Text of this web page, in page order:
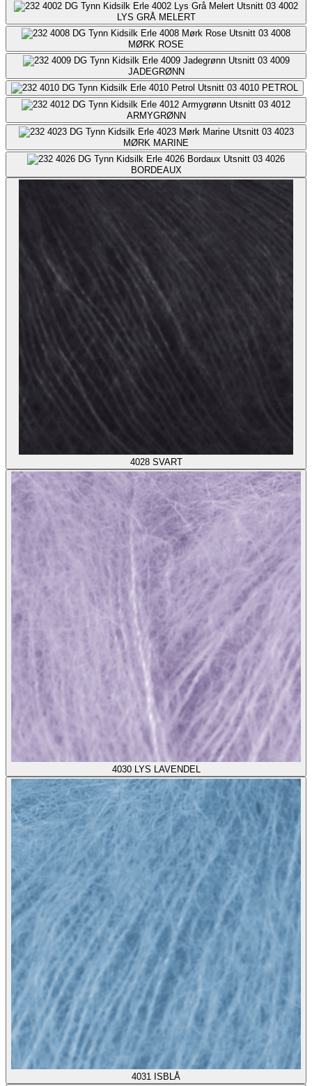
4002
LYS GRÅ MELERT
4008
MØRK ROSE
4009
JADEGRØNN
4010 PETROL
4012
ARMYGRØNN
4023
MØRK MARINE
4026
BORDEAUX
4028 SVART
4030 LYS LAVENDEL
4031 ISBLÅ